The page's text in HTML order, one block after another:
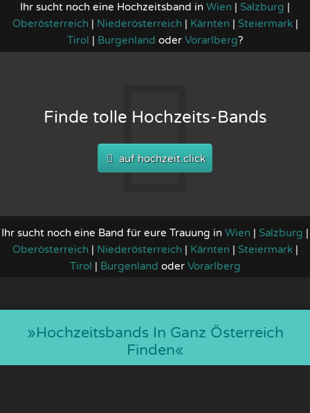
Ihr sucht noch eine Hochzeitsband in Wien | Salzburg |
Oberösterreich | Niederösterreich | Kärnten | Steiermark|
Tirol | Burgenland oder Vorarlberg?
Finde tolle Hochzeits-Bands
auf hochzeit.click
Ihr sucht noch eine Band für eure Trauung in Wien | Salzburg |
Oberösterreich | Niederösterreich | Kärnten | Steiermark|
Tirol | Burgenland oder Vorarlberg
»hochzeitsbands In Ganz Österreich
Finden«